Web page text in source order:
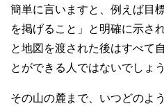
簡単に言いますと、例えば目
を掲げること」と明確に示さ
と地図を渡された後はすべて
とができる人ではないでしょう
その山の麓まで、いつどのよ